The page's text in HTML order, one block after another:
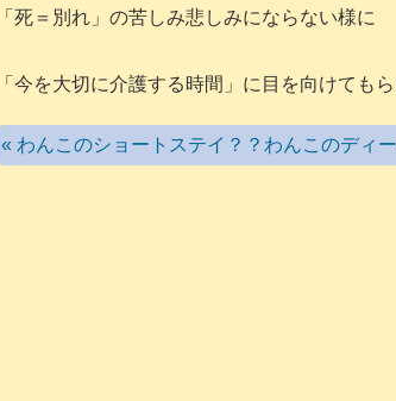
「死＝別れ」の苦しみ悲しみにならない様に
「今を大切に介護する時間」に目を向けてもら
« わんこのショートステイ？？わんこのディ